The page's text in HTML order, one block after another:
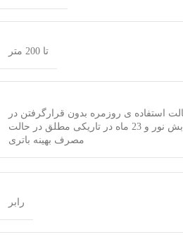
تا 200 متر
استفاده ی روزمره بدون قرارگرفتن در
معرض تابش نور و 23 ماه در تاریکی مطلق در حالت
مصرف بهینه باتری
رابر